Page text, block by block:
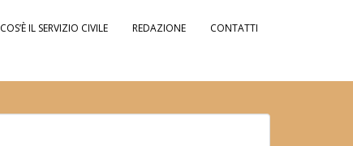
COS’È IL SERVIZIO CIVILE REDAZIONE CONTATTI